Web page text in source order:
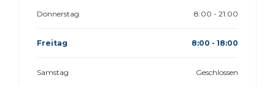
Donnerstag 8:00 - 21:00
Freitag 8:00 - 18:00
Samstag Geschlossen